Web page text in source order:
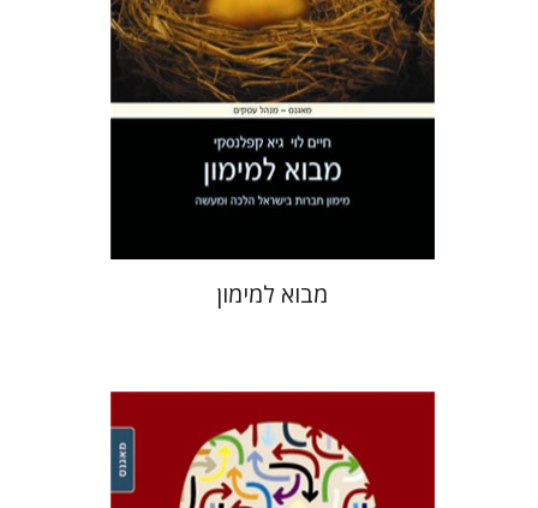
הנחת אתר ספר מודפס
$71
$64
מבוא למימון
אילון סולן מיכאל משלר שמואל זמיר